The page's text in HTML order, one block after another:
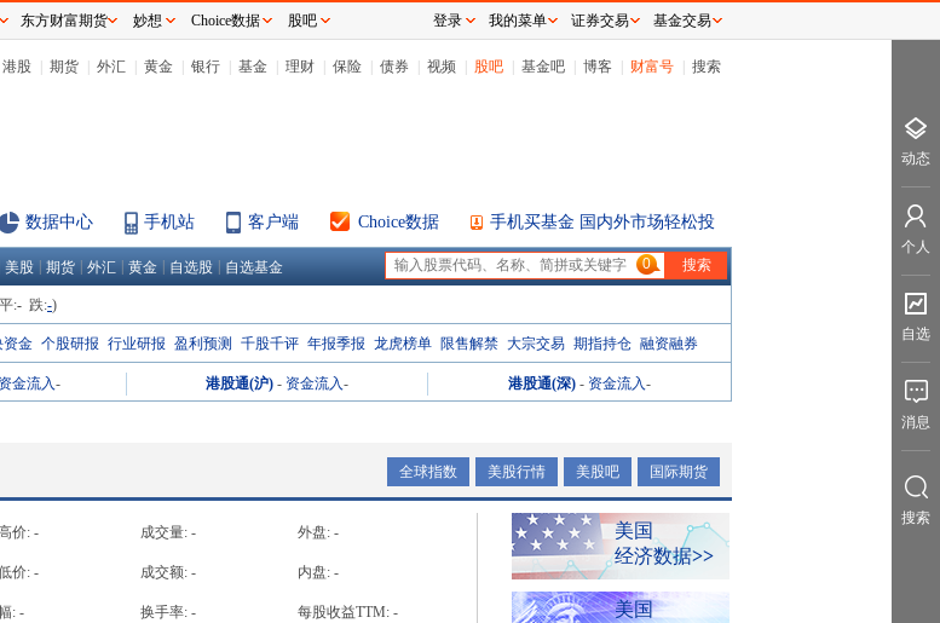
港股 期货 外汇 黄金 银行 基金 理财 保险 债券 视频 股吧 基金吧 博客 财富号 搜索
数据中心 手机站 客户端 Choice数据 手机买基金 国内外市场轻松投
美股 期货 外汇 黄金 自选股 自选基金 0
平:- 跌:-)
资金 个股研报 行业研报 盈利预测 千股千评 年报季报 龙虎榜单 限售解禁 大宗交易 期指持仓 融资融券
资金流入- 港股通(沪) - 资金流入- 港股通(深) - 资金流入-
全球指数 美股行情 美股吧 国际期货
价: - 成交量: - 外盘: -
价: - 成交额: - 内盘: -
: - 换手率: - 每股收益TTM: -
美国
经济数据>>
美国
东方财富期货 妙想 Choice数据 股吧 登录 我的菜单 证券交易 基金交易
动态
个人
自选
消息
搜索